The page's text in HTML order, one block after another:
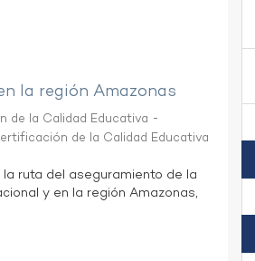
la región Amazonas
de la Calidad Educativa -
de la Calidad Educativa
ruta del aseguramiento de la
y en la región Amazonas,